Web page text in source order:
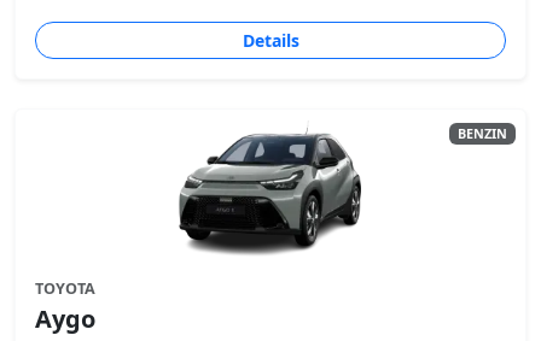
Details
BENZIN
TOYOTA
Aygo